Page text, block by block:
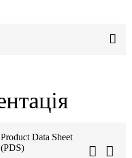
Product Data Sheet
(PDS)